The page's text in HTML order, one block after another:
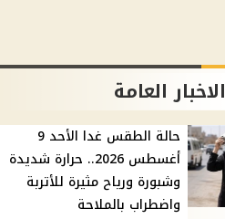
الاخبار العامة
حالة الطقس غدا الأحد 9
أغسطس 2026.. حرارة شديدة
وشبورة ورياح مثيرة للأتربة
واضطراب بالملاحة